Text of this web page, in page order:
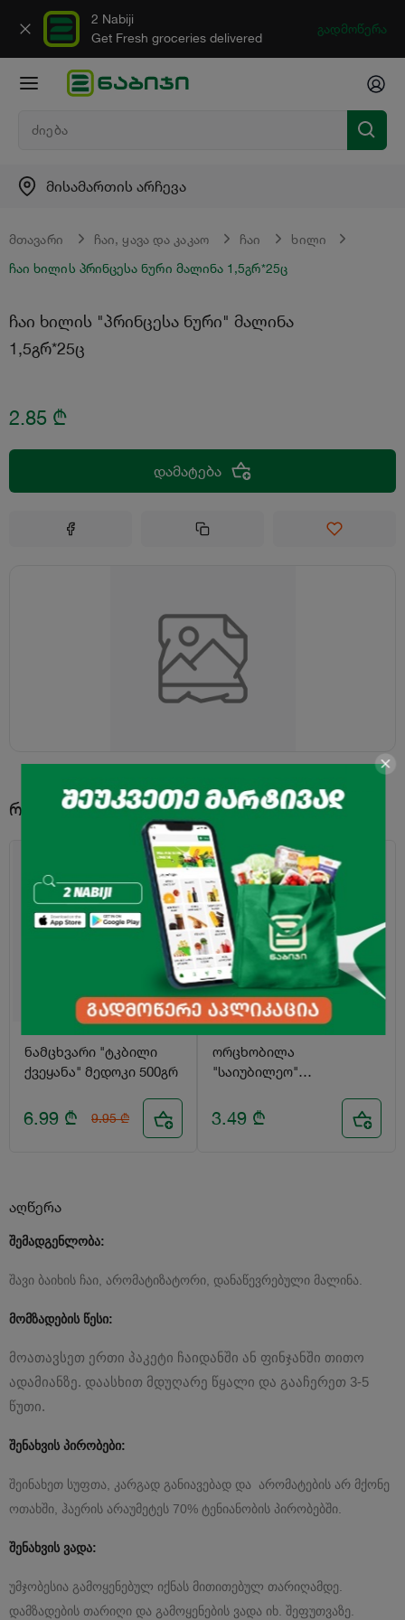
2 Nabiji
Get Fresh groceries delivered
გადმოწერა
მისამართის არჩევა
მთავარი ჩაი, ყავა და კაკაო ჩაი
ხილი
ჩაი ხილის პრინცესა ნური მალინა 1,5გრ*25ც
ჩაი ხილის "პრინცესა ნური" მალინა
1,5გრ*25ც
2.85 ₾
დამატება
რამეს ხომ არ დაამატებდი?
-30%
ნამცხვარი "ტკბილი
ქვეყანა" მედოკი 500გრ
6.99 ₾ 9.95 ₾
ორცხობილა
"საიუბილეო"
3.49 ₾
აღწერა
შემადგენლობა:
შავი ბაიხის ჩაი, არომატიზატორი, დანაწევრებული მალინა.
მომზადების წესი:
მოათავსეთ ერთი პაკეტი ჩაიდანში ან ფინჯანში თითო
ადამიანზე. დაასხით მდუღარე წყალი და გააჩერეთ 3-5
წუთი.
შენახვის პირობები:
შეინახეთ სუფთა, კარგად განიავებად და არომატების არ მქონე
ოთახში, ჰაერის არაუმეტეს 70% ტენიანობის პირობებში.
შენახვის ვადა:
უმჯობესია გამოყენებულ იქნას მითითებულ თარიღამდე.
დამზადების თარიღი და გამოყენების ვადა იხ. შეფუთვაზე.